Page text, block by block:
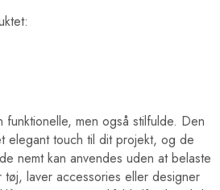
funktionelle, men også stilfulde. Den
elegant touch til dit projekt, og de
nemt kan anvendes uden at belaste
tøj, laver accessories eller designer